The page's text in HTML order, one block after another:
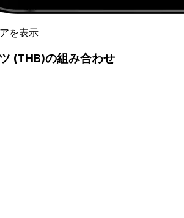
を表示
(THB)の組み合わせ